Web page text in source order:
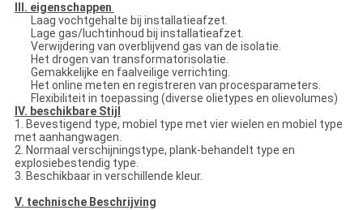
III. eigenschappen
Laag vochtgehalte bij installatieafzet.
Lage gas/luchtinhoud bij installatieafzet.
Verwijdering van overblijvend gas van de isolatie.
Het drogen van transformatorisolatie.
Gemakkelijke en faalveilige verrichting.
Het online meten en registreren van procesparameters.
Flexibiliteit in toepassing (diverse olietypes en olievolumes)
IV. beschikbare Stijl
1. Bevestigend type, mobiel type met vier wielen en mobiel type
met aanhangwagen.
2. Normaal verschijningstype, plank-behandelt type en
explosiebestendig type.
3. Beschikbaar in verschillende kleur.
V. technische Beschrijving